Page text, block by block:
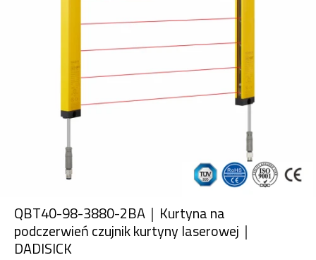
QBT40-98-3880-2BA｜Kurtyna na
podczerwień czujnik kurtyny laserowej｜
DADISICK